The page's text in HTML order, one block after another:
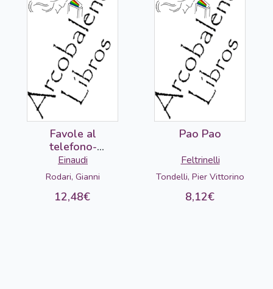
Favole al
telefono-
DETERIORADO
Einaudi
Rodari, Gianni
12,48€
Pao Pao
Feltrinelli
Tondelli, Pier Vittorino
8,12€